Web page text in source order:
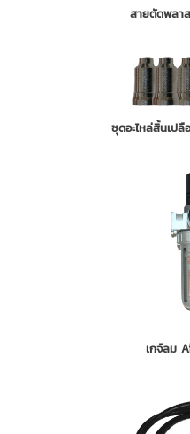
สายตัดพลา
ชุดอะไหล่สิ้นเปลื
เกจ์ลม